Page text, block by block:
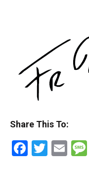
Share This To: